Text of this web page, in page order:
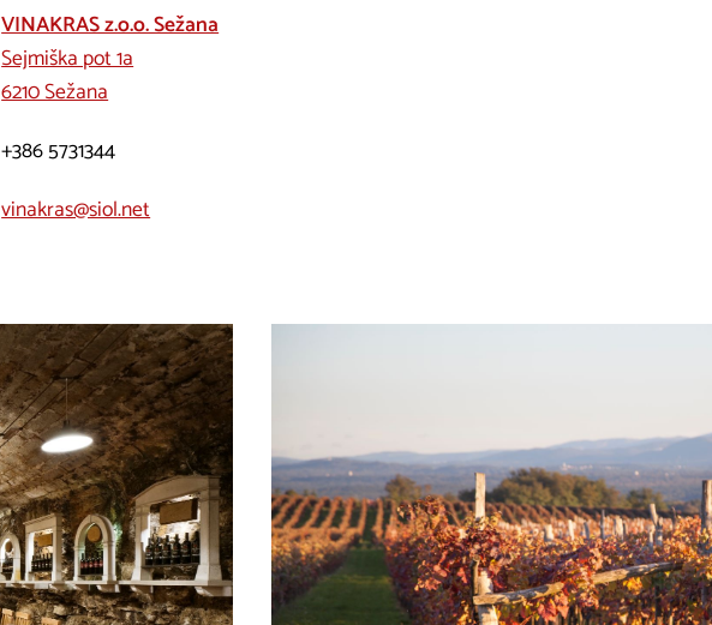
VINAKRAS z.o.o. Sežana
Sejmiška pot 1a
6210 Sežana
+386 5731344
vinakras@siol.net